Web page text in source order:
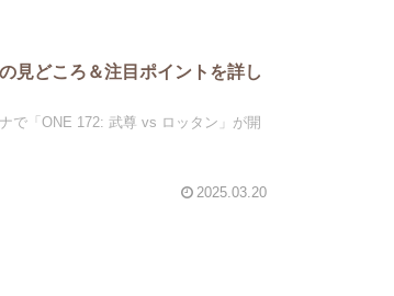
見どころ＆注目ポイントを詳し
で「ONE 172: 武尊 vs ロッタン」が開
2025.03.20